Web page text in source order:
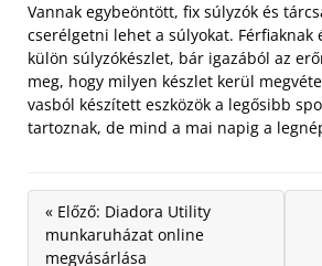
Vannak egybeöntött, fix súlyzók és
cserélgetni lehet a súlyokat. Férfiaknak
külön súlyzókészlet, bár igazából az
meg, hogy milyen készlet kerül
vasból készített eszközök a legősibb
tartoznak, de mind a mai napig a
« Előző: Diadora Utility
munkaruházat online
megvásárlása